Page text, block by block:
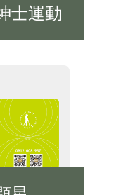
士運動